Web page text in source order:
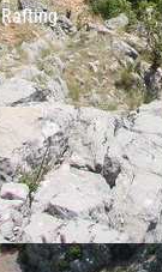
Rafting